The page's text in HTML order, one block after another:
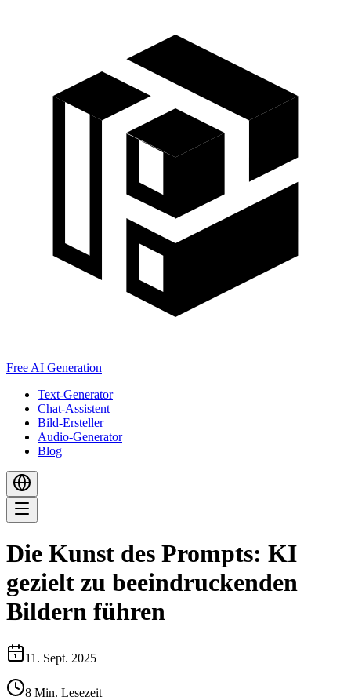
Free AI Generation
Text-Generator
Chat-Assistent
Bild-Ersteller
Audio-Generator
Blog
Die Kunst des Prompts: KI
gezielt zu beeindruckenden
Bildern führen
11. Sept. 2025
8 Min. Lesezeit